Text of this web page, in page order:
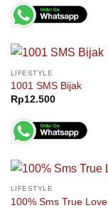
LIFESTYLE
1001 SMS Bijak
Rp12.500
LIFESTYLE
100% Sms True Love